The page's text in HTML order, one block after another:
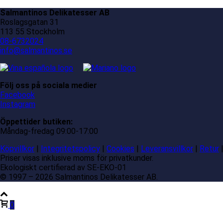
Salmantinos Delikatesser AB
Roslagsgatan 31
113 55 Stockholm
08-6732024
info@salmantinos.se
Följ oss på sociala medier
Facebook
Instagram
Öppettider butiken:
Måndag-fredag 09:00-17:00
Köpvillkor | Integritetspolicy | Cookies | Leveransvillkor | Retur |
Priser visas inklusive moms för privatkunder.
Ekologiskt certifierad av SE-EKO-01
© 1997 – 2026 Salmantinos Delikatesser AB.
0